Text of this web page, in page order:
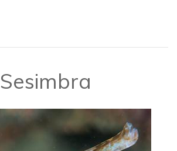
​Sesimbra